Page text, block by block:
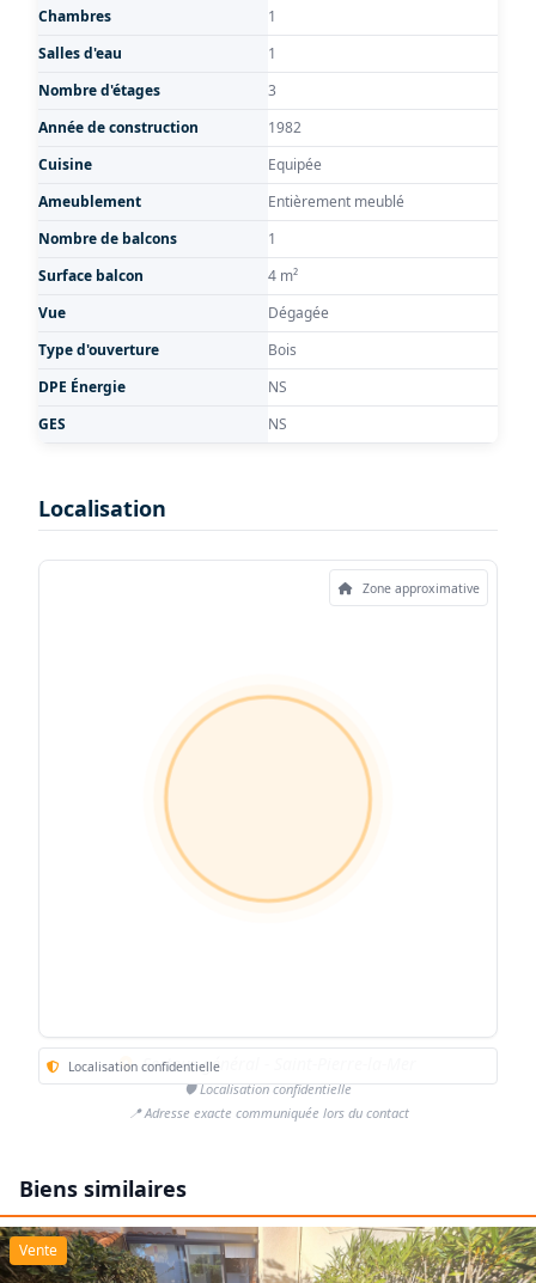
Chambres
1
Salles d'eau
1
Nombre d'étages
3
Année de construction
1982
Cuisine
Equipée
Ameublement
Entièrement meublé
Nombre de balcons
1
Surface balcon
4 m²
Vue
Dégagée
Type d'ouverture
Bois
DPE Énergie
NS
GES
NS
Localisation
Zone approximative
Localisation confidentielle
Secteur général - Saint-Pierre-la-Mer
🛡️ Localisation confidentielle
📍 Adresse exacte communiquée lors du contact
Biens similaires
Vente